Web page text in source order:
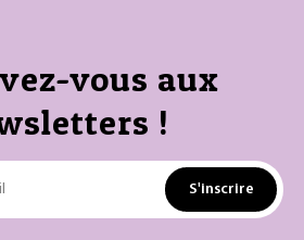
vous aux
!
S'inscrire